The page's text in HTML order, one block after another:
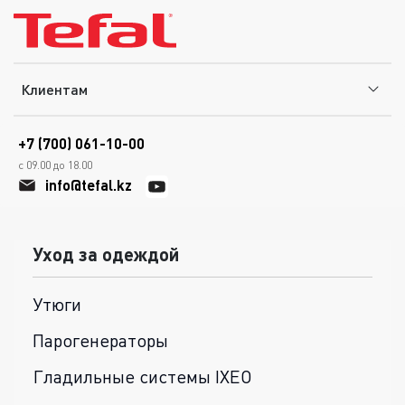
Клиентам
+7 (700) 061-10-00
с 09.00 до 18.00
info@tefal.kz
Уход за одеждой
Утюги
Парогенераторы
Гладильные системы IXEO